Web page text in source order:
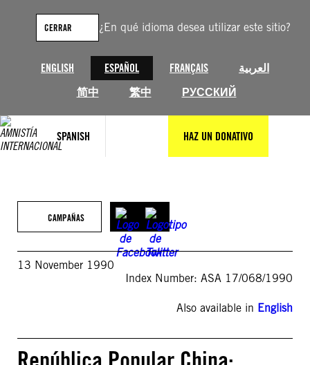
¿En qué idioma desea utilizar este sitio?
ENGLISH ESPAÑOL FRANÇAIS
العربية
简中
繁中 РУССКИЙ
CERRAR
SPANISH HAZ UN DONATIVO
contenido
CAMPAÑAS
13 November 1990
Index Number: ASA 17/068/1990
Also available in English